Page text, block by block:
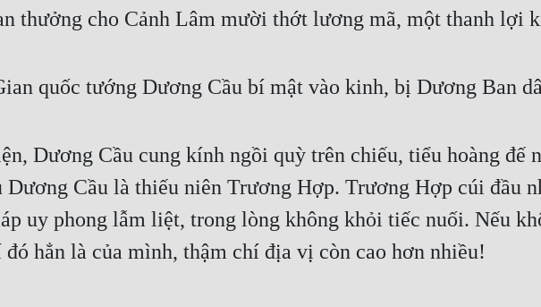
thưởng cho Cảnh Lâm mười thớt lương mã, một thanh lợi
quốc tướng Dương Cầu bí mật vào kinh, bị Dương Ban
Dương Cầu cung kính ngồi quỳ trên chiếu, tiểu hoàng đế
Dương Cầu là thiếu niên Trương Hợp. Trương Hợp cúi đầu
uy phong lẫm liệt, trong lòng không khỏi tiếc nuối. Nếu
hẳn là của mình, thậm chí địa vị còn cao hơn nhiều!